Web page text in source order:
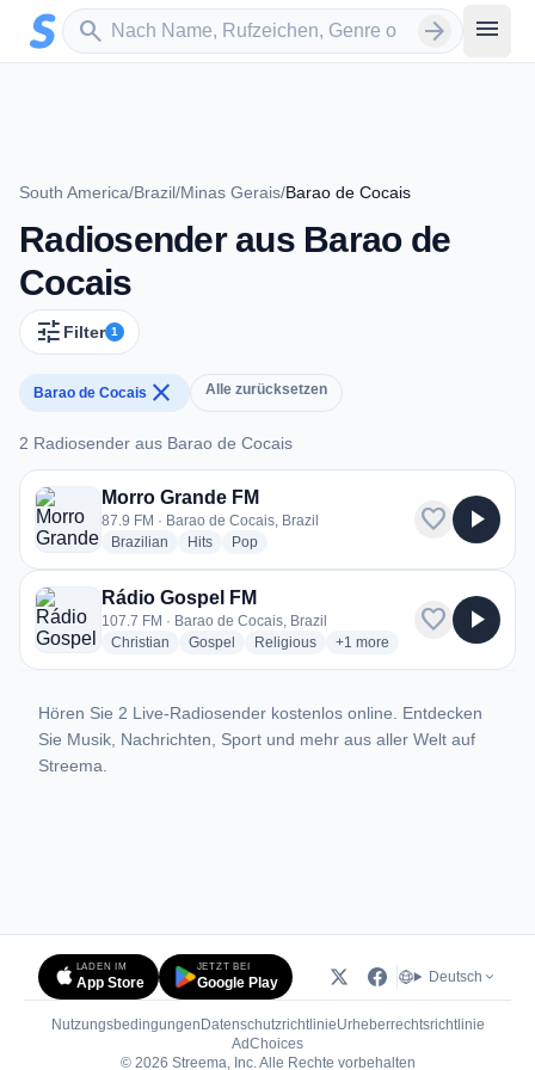
Zum Hauptinhalt springen
search
Sender suchen arrow_forward menu
South America/Brazil/Minas Gerais/Barao de Cocais
Radiosender aus Barao de
Cocais
tune Filter 1
Barao de Cocais close Alle zurücksetzen
2 Radiosender aus Barao de Cocais
2 Radiosender aus Barao de Cocais
Morro Grande FM
87.9 FM · Barao de Cocais, Brazil
Brazilian radio stations
Hitsradio stations
Popradio stations
favorite play_arrow
Rádio Gospel FM
107.7 FM · Barao de Cocais, Brazil
Christian radio stations
Gospel radio stations
Religiousradio stations
+1 more genres for Rádio
more
favorite play_arrow
Hören Sie 2 Live-Radiosender kostenlos online. Entdecken
Sie Musik, Nachrichten, Sport und mehr aus aller Welt auf
Streema.
LADEN IM
App Store
JETZT BEI
Google Play Deutsch
Nutzungsbedingungen DatenschutzrichtlinieUrheberrechtsrichtlinie
AdChoices(öffnet in neuem Tab)
© 2026 Streema, Inc. Alle Rechte vorbehalten